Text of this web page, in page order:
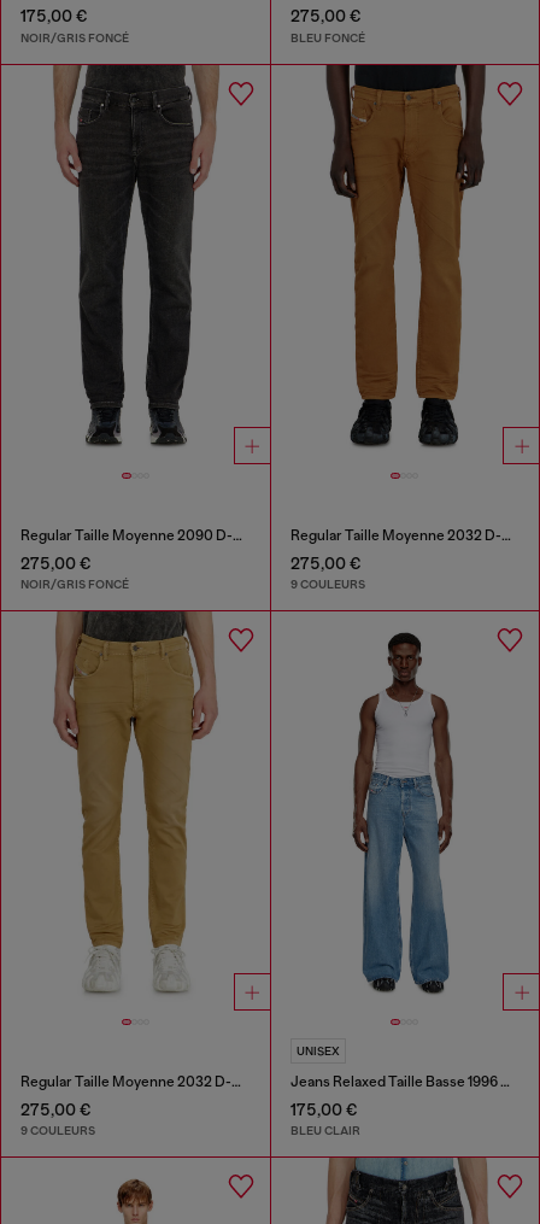
175,00 €
NOIR/GRIS FONCÉ
275,00 €
BLEU FONCÉ
Regular Taille Moyenne 2090 D-Veekley Joggjeans®
275,00 €
NOIR/GRIS FONCÉ
Regular Taille Moyenne 2032 D-Krooley-BW Joggjeans®
275,00 €
9 COULEURS
Regular Taille Moyenne 2032 D-Krooley-BW Joggjeans®
275,00 €
9 COULEURS
UNISEX
Jeans Relaxed Taille Basse 1996 D-Sire
175,00 €
BLEU CLAIR